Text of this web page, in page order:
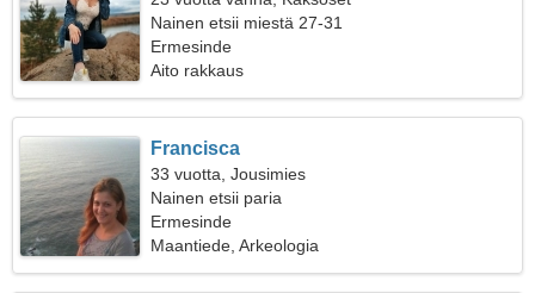
Nainen etsii miestä 27-31
Ermesinde
Aito rakkaus
Francisca
33 vuotta, Jousimies
Nainen etsii paria
Ermesinde
Maantiede, Arkeologia